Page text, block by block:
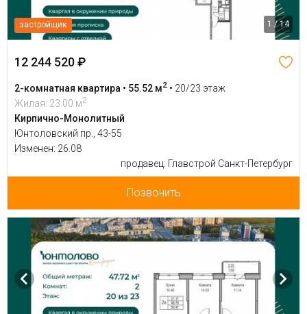
застройщик 1 / 14
12 244 520 ₽
2-комнатная квартира • 55.52 м2 • 20/23 этаж
Жилая: 23.00 м2
Кирпично-Монолитный
Юнтоловский пр., 43-55
Изменен: 26.08
продавец: Главстрой Санкт-Петербург
Позвонить